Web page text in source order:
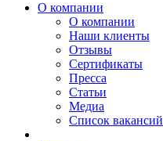
О компании
О компании
Наши клиенты
Отзывы
Сертификаты
Пресса
Статьи
Медиа
Список вакансий